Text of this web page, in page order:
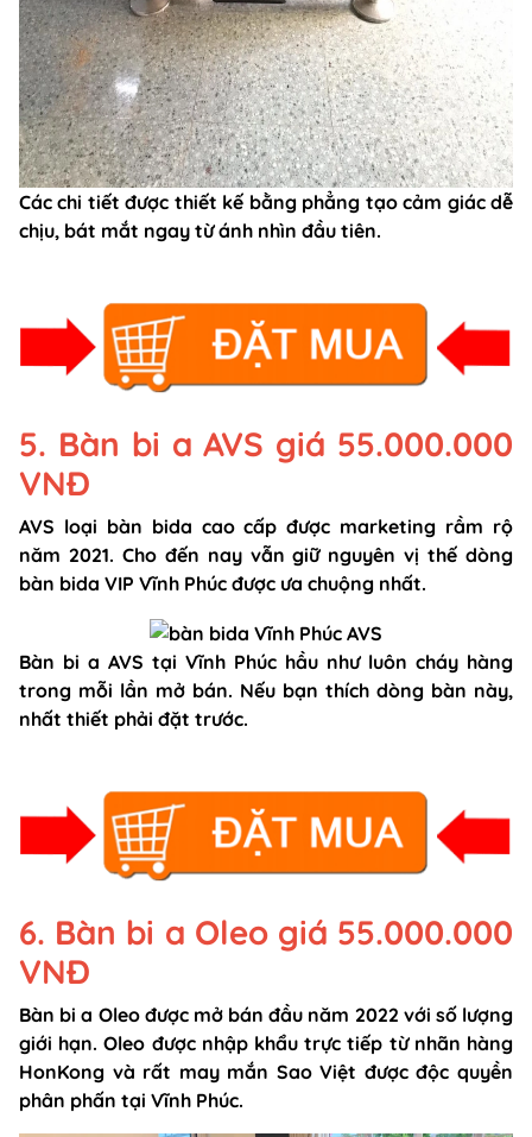
Các chi tiết được thiết kế bằng phẳng tạo cảm giác dễ
chịu, bát mắt ngay từ ánh nhìn đầu tiên.
5. Bàn bi a AVS giá 55.000.000
VNĐ
AVS loại bàn bida cao cấp được marketing rầm rộ
năm 2021. Cho đến nay vẫn giữ nguyên vị thế dòng
bàn bida VIP Vĩnh Phúc được ưa chuộng nhất.
Bàn bi a AVS tại Vĩnh Phúc hầu như luôn cháy hàng
trong mỗi lần mở bán. Nếu bạn thích dòng bàn này,
nhất thiết phải đặt trước.
6. Bàn bi a Oleo giá 55.000.000
VNĐ
Bàn bi a Oleo được mở bán đầu năm 2022 với số lượng
giới hạn. Oleo được nhập khẩu trực tiếp từ nhãn hàng
HonKong và rất may mắn Sao Việt được độc quyền
phân phấn tại Vĩnh Phúc.